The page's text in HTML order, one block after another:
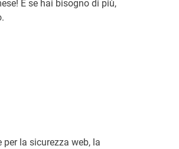
E se hai bisogno di più,
la sicurezza web, la